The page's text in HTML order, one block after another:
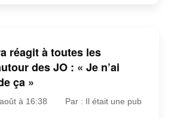
réagit à toutes les
des JO : « Je n’ai
ça »
à 16:38 Par : Il était une pub